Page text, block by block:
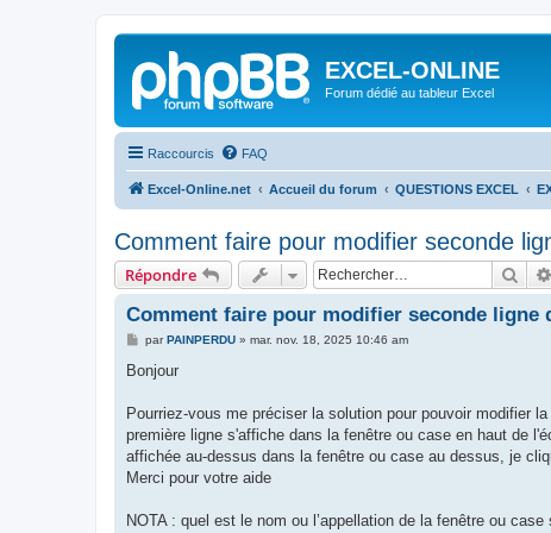
EXCEL-ONLINE
Forum dédié au tableur Excel
Raccourcis FAQ
Excel-Online.net Accueil du forum QUESTIONS EXCEL
Comment faire pour modifier seconde
Répondre
Comment faire pour modifier seconde ligne
M
s
g
parPAINPERDU» mar. nov. 18, 2025 10:46 am
Bonjour
Pourriez-vous me préciser la solution pour pouvoir modifier
première ligne s'affiche dans la fenêtre ou case en haut de
affichée au-dessus dans la fenêtre ou case au dessus, je
Merci pour votre aide
NOTA : quel est le nom ou l’appellation de la fenêtre ou